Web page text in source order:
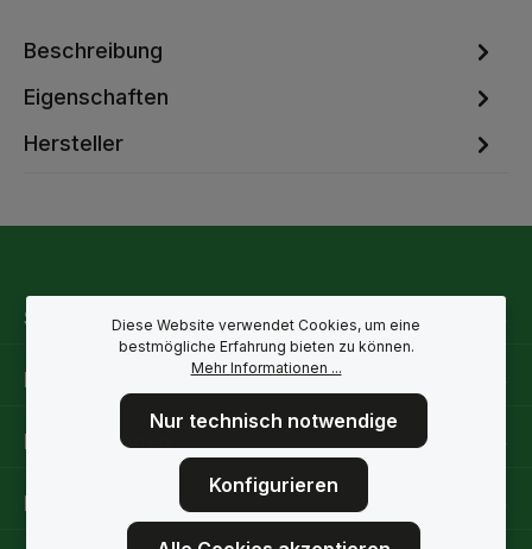
Beschreibung
Eigenschaften
Hersteller
Service-Hotline
Rechtliche Hinweise
Informationen
Folge uns
Diese Website verwendet Cookies, um eine
bestmögliche Erfahrung bieten zu können.
Mehr Informationen ...
Nur technisch notwendige
Konfigurieren